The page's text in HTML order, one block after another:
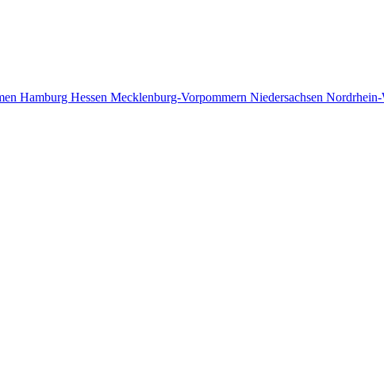
Hamburg Hessen Mecklenburg-Vorpommern Niedersachsen Nordrhein-